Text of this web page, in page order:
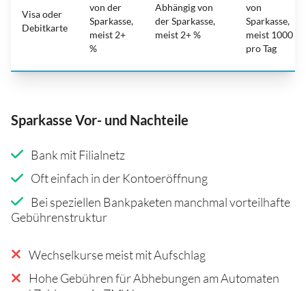
Visa oder
Debitkarte
von der
Sparkasse,
meist 2+
%
Abhängig von
der Sparkasse,
meist 2+ %
von
Sparkasse,
meist 1000
pro Tag
Sparkasse Vor- und Nachteile
Bank mit Filialnetz
Oft einfach in der Kontoeröffnung
Bei speziellen Bankpaketen manchmal vorteilhafte
Gebührenstruktur
Wechselkurse meist mit Aufschlag
Hohe Gebühren für Abhebungen am Automaten